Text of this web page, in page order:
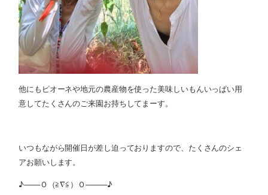
他にもピオーネや地元の農産物を使った美味しいもんいっぱい用
意してたくさんのご来園お持ちしてまーす。
いつもながら開催日が差し迫っておりますので、たくさんのシェ
アお願いします。
♪───Ｏ（≧∇≦）Ｏ────♪